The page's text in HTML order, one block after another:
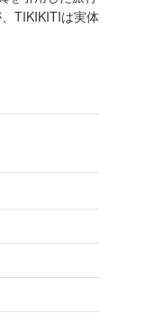
TIKIKITIは実体